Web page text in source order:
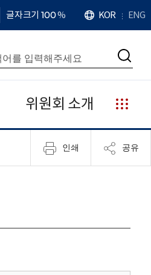
확
대
치
글자크기 100%
언
어
KOR ENG
검
위원회 소개
누
리
집
안
인쇄 공유